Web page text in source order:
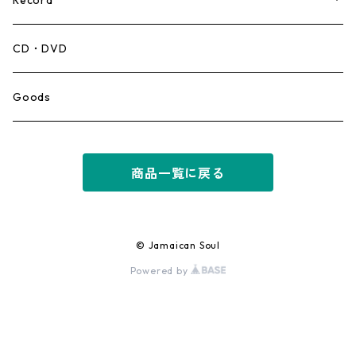
Mento,Calypso,Ballad
Ska
CD・DVD
Goods
商品一覧に戻る
© Jamaican Soul
Powered by